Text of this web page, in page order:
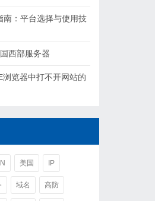
南：平台选择与使用技
西部服务器
浏览器中打不开网站的
美国 IP
域名 高防